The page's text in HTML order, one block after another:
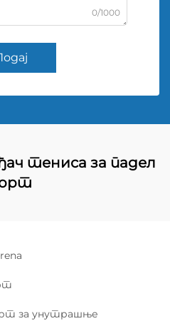
0/1000
тениса за падел
за унутрашње